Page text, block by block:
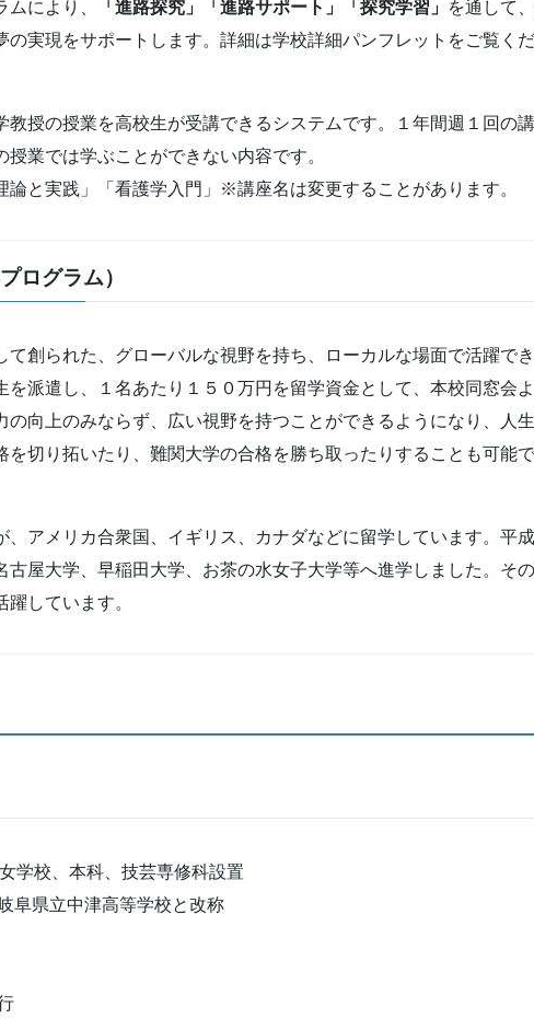
により、 「進路探究」「進路サポート」「探究学習」 を通して
実現をサポートします。詳細は学校詳細パンフレットをご覧くだ
授の授業を高校生が受講できるシステムです。１年間週１回の
業では学ぶことができない内容です。
論と実践」「看護学入門」※講座名は変更することがあります。
ログラム）
創られた、グローバルな視野を持ち、ローカルな場面で活躍で
派遣し、１名あたり１５０万円を留学資金として、本校同窓会
の向上のみならず、広い視野を持つことができるようになり、人
切り拓いたり、難関大学の合格を勝ち取ったりすることも可能で
アメリカ合衆国、イギリス、カナダなどに留学しています。平
屋大学、早稲田大学、お茶の水女子大学等へ進学しました。そ
しています。
学校、本科、技芸専修科設置
阜県立中津高等学校と改称